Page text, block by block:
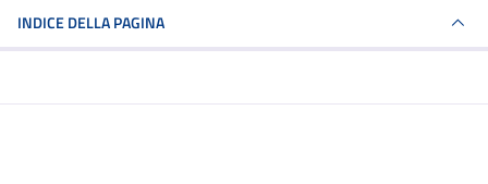
INDICE DELLA PAGINA